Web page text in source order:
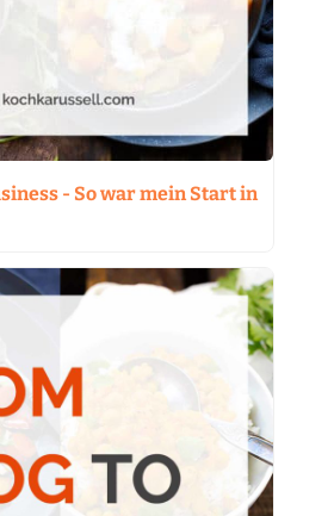
- So war mein Start in